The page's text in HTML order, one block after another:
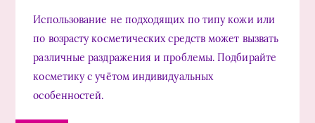
Использование не подходящих по типу кожи или
по возрасту косметических средств может вызвать
различные раздражения и проблемы. Подбирайте
косметику с учётом индивидуальных
особенностей.